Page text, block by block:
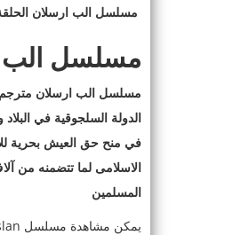
مسلسل الب ارسلان الحلقة 17 مترجمة الرابعة عشر كاملة قصة عشق
مسلسل الب
مسلسل الب ارسلان مترجم
الدولة السلجوقية في
في منح حق العيش بحرية
الاسلامى لما تتضمنه من
المسلمين